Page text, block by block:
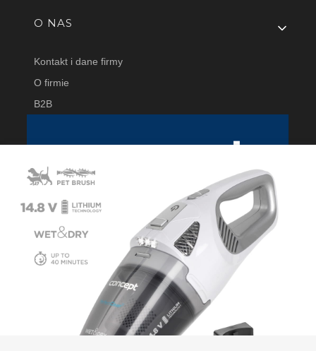
O NAS
Kontakt i dane firmy
O firmie
B2B
CONCEPT POLSKA Sp. z o.o
ul. Ostrowskiego 30
53-238 Wrocław, Polska
info@conceptpolska.pl